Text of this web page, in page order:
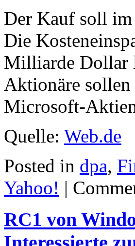
Der Kauf soll im
Die
Milliarde Dollar
Aktionäre sollen
Microsoft-
Quelle: Web.de
Posted in dpa,
Yahoo! |
RC1 von